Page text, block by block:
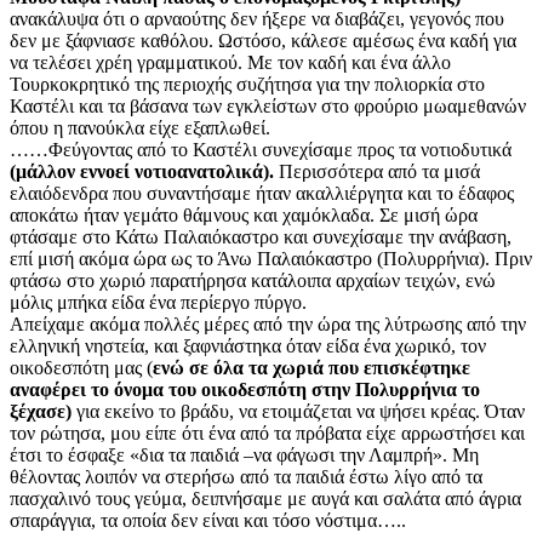
ανακάλυψα ότι ο αρναούτης δεν ήξερε να διαβάζει, γεγονός που
δεν με ξάφνιασε καθόλου. Ωστόσο, κάλεσε αμέσως ένα καδή για
να τελέσει χρέη γραμματικού. Με τον καδή και ένα άλλο
Τουρκοκρητικό της περιοχής συζήτησα για την πολιορκία στο
Καστέλι και τα βάσανα των εγκλείστων στο φρούριο μωαμεθανών
όπου η πανούκλα είχε εξαπλωθεί.
……Φεύγοντας από το Καστέλι συνεχίσαμε προς τα νοτιοδυτικά
(μάλλον εννοεί νοτιοανατολικά). Περισσότερα από τα μισά
ελαιόδενδρα που συναντήσαμε ήταν ακαλλιέργητα και το έδαφος
αποκάτω ήταν γεμάτο θάμνους και χαμόκλαδα. Σε μισή ώρα
φτάσαμε στο Κάτω Παλαιόκαστρο και συνεχίσαμε την ανάβαση,
επί μισή ακόμα ώρα ως το Άνω Παλαιόκαστρο (Πολυρρήνια). Πριν
φτάσω στο χωριό παρατήρησα κατάλοιπα αρχαίων τειχών, ενώ
μόλις μπήκα είδα ένα περίεργο πύργο.
Απείχαμε ακόμα πολλές μέρες από την ώρα της λύτρωσης από την
ελληνική νηστεία, και ξαφνιάστηκα όταν είδα ένα χωρικό, τον
οικοδεσπότη μας (ενώ σε όλα τα χωριά που επισκέφτηκε
αναφέρει το όνομα του οικοδεσπότη στην Πολυρρήνια το
ξέχασε) για εκείνο το βράδυ, να ετοιμάζεται να ψήσει κρέας. Όταν
τον ρώτησα, μου είπε ότι ένα από τα πρόβατα είχε αρρωστήσει και
έτσι το έσφαξε «δια τα παιδιά –να φάγωσι την Λαμπρή». Μη
θέλοντας λοιπόν να στερήσω από τα παιδιά έστω λίγο από τα
πασχαλινό τους γεύμα, δειπνήσαμε με αυγά και σαλάτα από άγρια
σπαράγγια, τα οποία δεν είναι και τόσο νόστιμα…..